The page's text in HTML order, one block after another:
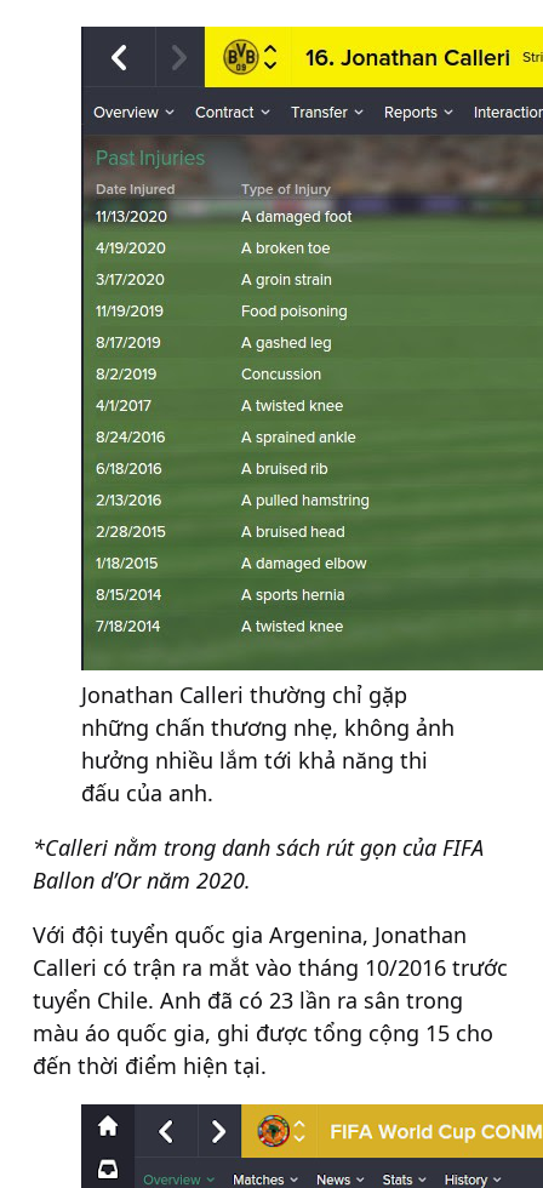
Jonathan Calleri thường chỉ gặp
những chấn thương nhẹ, không ảnh
hưởng nhiều lắm tới khả năng thi
đấu của anh.
*Calleri nằm trong danh sách rút gọn của FIFA
Ballon d’Or năm 2020.
Với đội tuyển quốc gia Argenina, Jonathan
Calleri có trận ra mắt vào tháng 10/2016 trước
tuyển Chile. Anh đã có 23 lần ra sân trong
màu áo quốc gia, ghi được tổng cộng 15 cho
đến thời điểm hiện tại.